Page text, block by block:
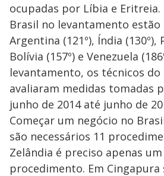
ocupadas por Líbia e Eritreia.
Brasil no levantamento estão
Argentina (121º), Índia (130º),
Bolívia (157º) e Venezuela
levantamento, os técnicos do
avaliaram medidas tomadas
junho de 2014 até junho de
Começar um negócio no
são necessários 11
Zelândia é preciso apenas
procedimento. Em Cingapura